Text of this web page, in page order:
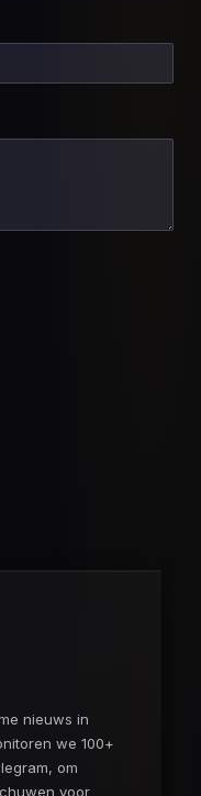
nieuws in
we 100+
om
voor